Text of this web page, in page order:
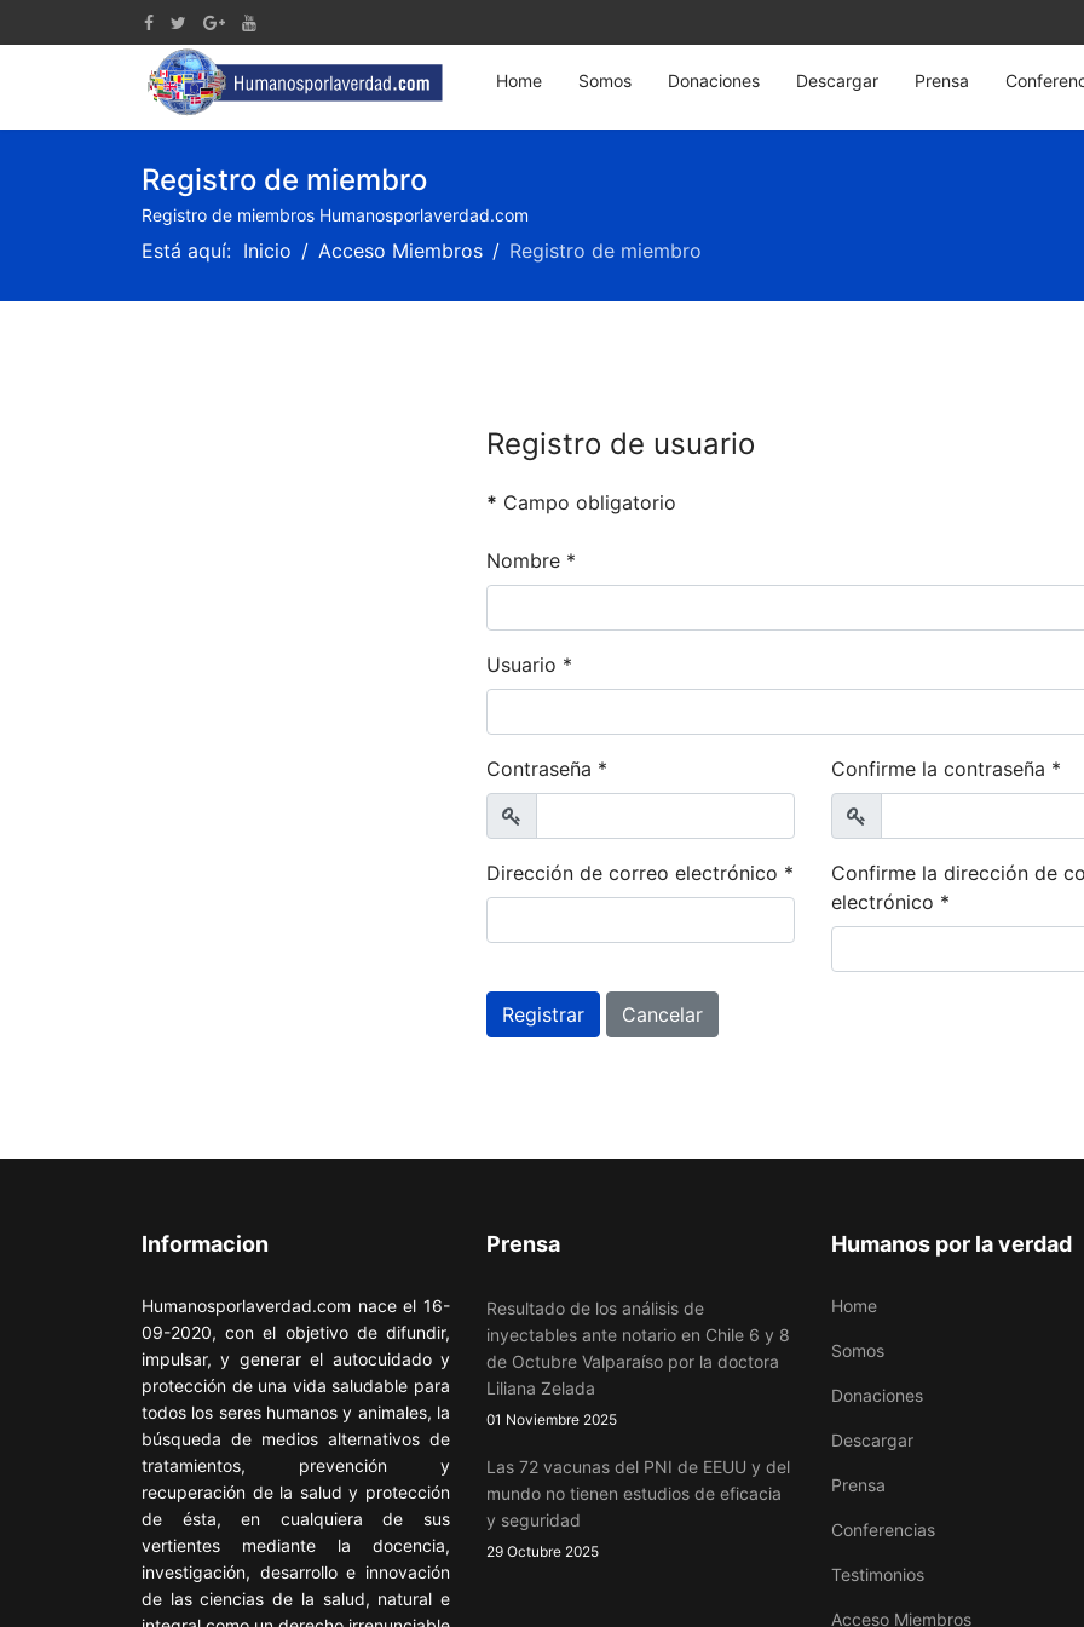
Home Somos Donaciones Descargar Prensa
Registro de miembro
Registro de miembros Humanosporlaverdad.com
Está aquí: Inicio Acceso Miembros Registro de miembro
Registro de usuario
* Campo obligatorio
Nombre *
Usuario *
Contraseña *
Mostrar
Confirme la contraseña *
Mostrar
Dirección de correo electrónico *
Confirme la dirección de
electrónico *
Registrar Cancelar
Informacion
Humanosporlaverdad.com nace el 16-
09-2020, con el objetivo de difundir,
impulsar, y generar el autocuidado y
protección de una vida saludable para
todos los seres humanos y animales, la
búsqueda de medios alternativos de
tratamientos, prevención y
recuperación de la salud y protección
de ésta, en cualquiera de sus
vertientes mediante la docencia,
investigación, desarrollo e innovación
de las ciencias de la salud, natural e
Prensa
Resultado de los análisis de
inyectables ante notario en Chile 6 y 8
de Octubre Valparaíso por la doctora
Liliana Zelada
01 Noviembre 2025
Las 72 vacunas del PNI de EEUU y del
mundo no tienen estudios de eficacia
y seguridad
29 Octubre 2025
Humanos por la verdad
Home
Somos
Donaciones
Descargar
Prensa
Conferencias
Testimonios
Acceso Miembros